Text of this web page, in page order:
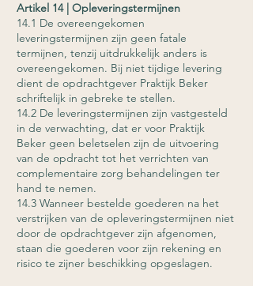
Artikel 14 | Opleveringstermijnen
14.1 De overeengekomen
leveringstermijnen zijn geen fatale
termijnen, tenzij uitdrukkelijk anders is
overeengekomen. Bij niet tijdige levering
dient de opdrachtgever Praktijk Beker
schriftelijk in gebreke te stellen.
14.2 De leveringstermijnen zijn vastgesteld
in de verwachting, dat er voor Praktijk
Beker geen beletselen zijn de uitvoering
van de opdracht tot het verrichten van
complementaire zorg behandelingen ter
hand te nemen.
14.3 Wanneer bestelde goederen na het
verstrijken van de opleveringstermijnen niet
door de opdrachtgever zijn afgenomen,
staan die goederen voor zijn rekening en
risico te zijner beschikking opgeslagen.